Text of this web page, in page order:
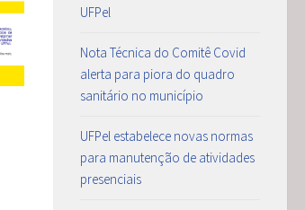
UFPel
Nota Técnica do Comitê Covid
alerta para piora do quadro
sanitário no município
UFPel estabelece novas normas
para manutenção de atividades
presenciais